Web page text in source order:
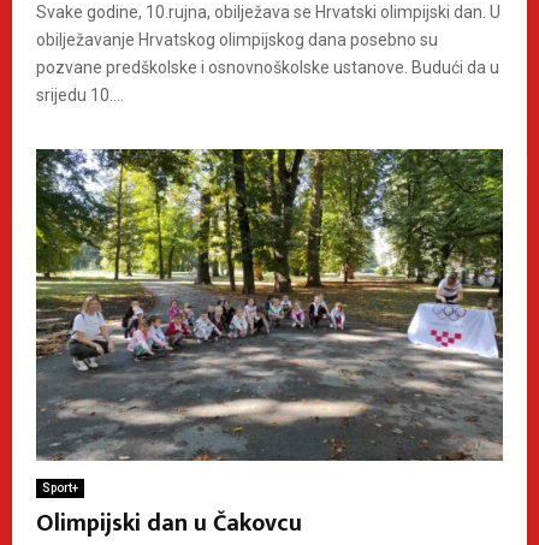
Svake godine, 10.rujna, obilježava se Hrvatski olimpijski dan. U
obilježavanje Hrvatskog olimpijskog dana posebno su
pozvane predškolske i osnovnoškolske ustanove. Budući da u
srijedu 10....
Sport+
Olimpijski dan u Čakovcu